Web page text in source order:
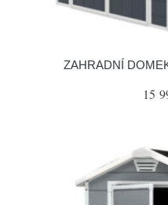
ZAHRADNÍ
15